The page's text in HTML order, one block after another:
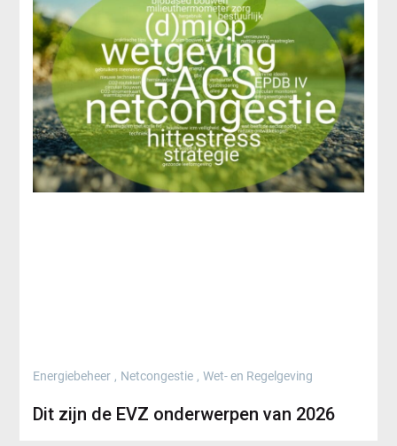
Energiebeheer , Netcongestie , Wet- en Regelgeving
Dit zijn de EVZ onderwerpen van 2026